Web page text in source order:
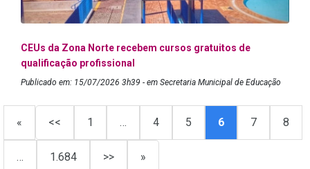
CEUs da Zona Norte recebem cursos gratuitos de
qualificação profissional
Publicado em: 15/07/2026 3h39 - em Secretaria Municipal de Educação
« << 1 … 4 5 6 7 8
… 1.684 >> »